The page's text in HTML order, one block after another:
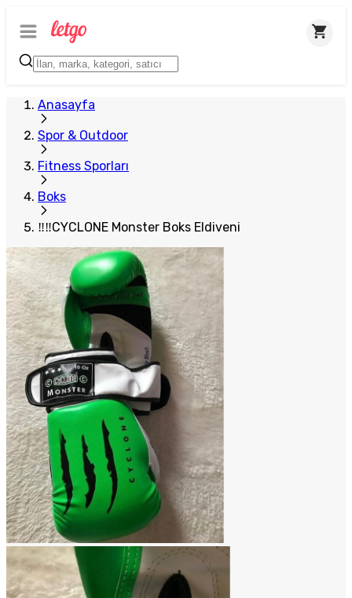
Anasayfa
Spor & Outdoor
Fitness Sporları
Boks
‼‼CYCLONE Monster Boks Eldiveni
Plus Satıcı